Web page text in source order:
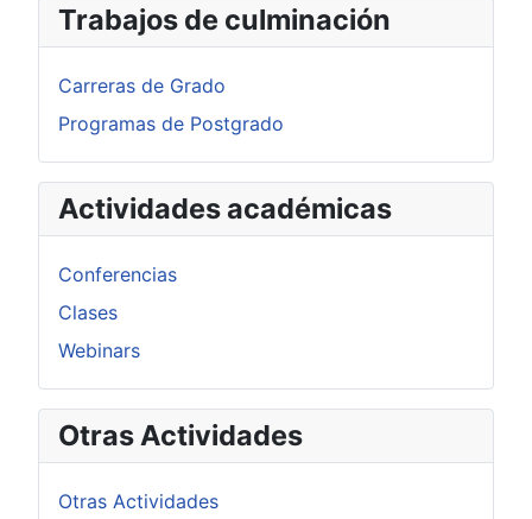
Trabajos de culminación
Carreras de Grado
Programas de Postgrado
Actividades académicas
Conferencias
Clases
Webinars
Otras Actividades
Otras Actividades